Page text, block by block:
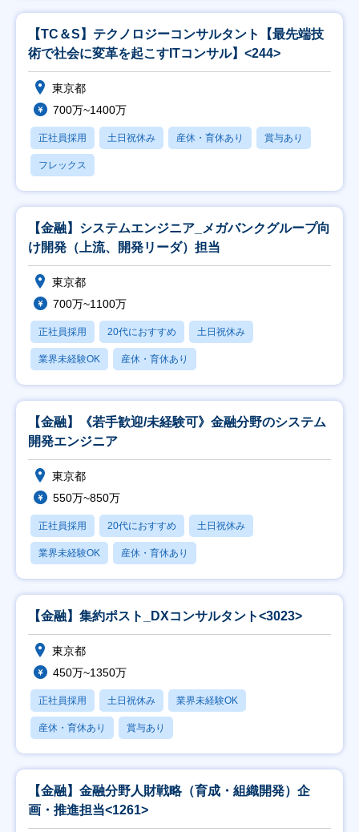
【TC＆S】テクノロジーコンサルタント【最先端技
術で社会に変革を起こすITコンサル】<244>
東京都
700万~1400万
正社員採用 土日祝休み 産休・育休あり 賞与あり
フレックス
【金融】システムエンジニア_メガバンクグループ向
け開発（上流、開発リーダ）担当
東京都
700万~1100万
正社員採用 20代におすすめ 土日祝休み
業界未経験OK 産休・育休あり
【金融】《若手歓迎/未経験可》金融分野のシステム
開発エンジニア
東京都
550万~850万
正社員採用 20代におすすめ 土日祝休み
業界未経験OK 産休・育休あり
【金融】集約ポスト_DXコンサルタント<3023>
東京都
450万~1350万
正社員採用 土日祝休み 業界未経験OK
産休・育休あり 賞与あり
【金融】金融分野人財戦略（育成・組織開発）企
画・推進担当<1261>